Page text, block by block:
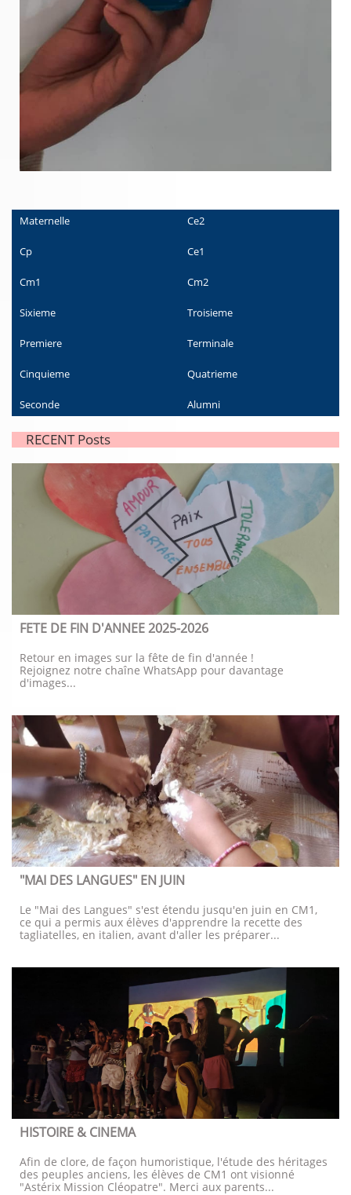
Maternelle Ce2
Cp Ce1
Cm1 Cm2
Sixieme Troisieme
Premiere Terminale
Cinquieme Quatrieme
Seconde Alumni
RECENT Posts
FETE DE FIN D'ANNEE 2025-2026
Retour en images sur la fête de fin d'année !
Rejoignez notre chaîne WhatsApp pour davantage
d'images...
"MAI DES LANGUES" EN JUIN
Le "Mai des Langues" s'est étendu jusqu'en juin en CM1,
ce qui a permis aux élèves d'apprendre la recette des
tagliatelles, en italien, avant d'aller les préparer...
HISTOIRE & CINEMA
Afin de clore, de façon humoristique, l'étude des héritages
des peuples anciens, les élèves de CM1 ont visionné
"Astérix Mission Cléopatre". Merci aux parents...